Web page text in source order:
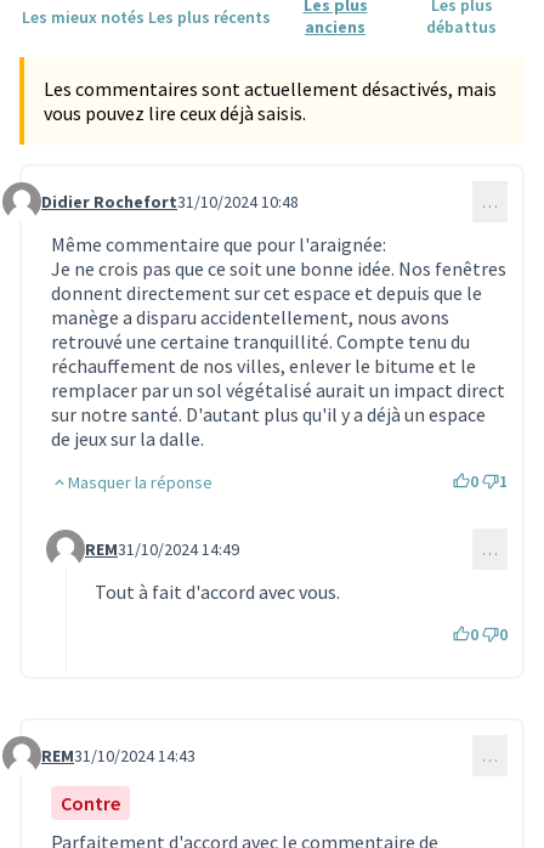
Les mieux notés Les plus récents
anciens
débattus
Les commentaires sont actuellement désactivés, mais
vous pouvez lire ceux déjà saisis.
Commentaire 3382
Didier Rochefort31/10/2024 10:48 …
Même commentaire que pour l'araignée:
Je ne crois pas que ce soit une bonne idée. Nos fenêtres
donnent directement sur cet espace et depuis que le
manège a disparu accidentellement, nous avons
retrouvé une certaine tranquillité. Compte tenu du
réchauffement de nos villes, enlever le bitume et le
remplacer par un sol végétalisé aurait un impact direct
sur notre santé. D'autant plus qu'il y a déjà un espace
de jeux sur la dalle.
Masquer la réponse 0 1
Commentaire 3390 (réponse au commentaire 3382)
REM31/10/2024 14:49 …
Tout à fait d'accord avec vous.
0 0
Commentaire 3389
REM31/10/2024 14:43 …
Contre
Parfaitement d'accord avec le commentaire de